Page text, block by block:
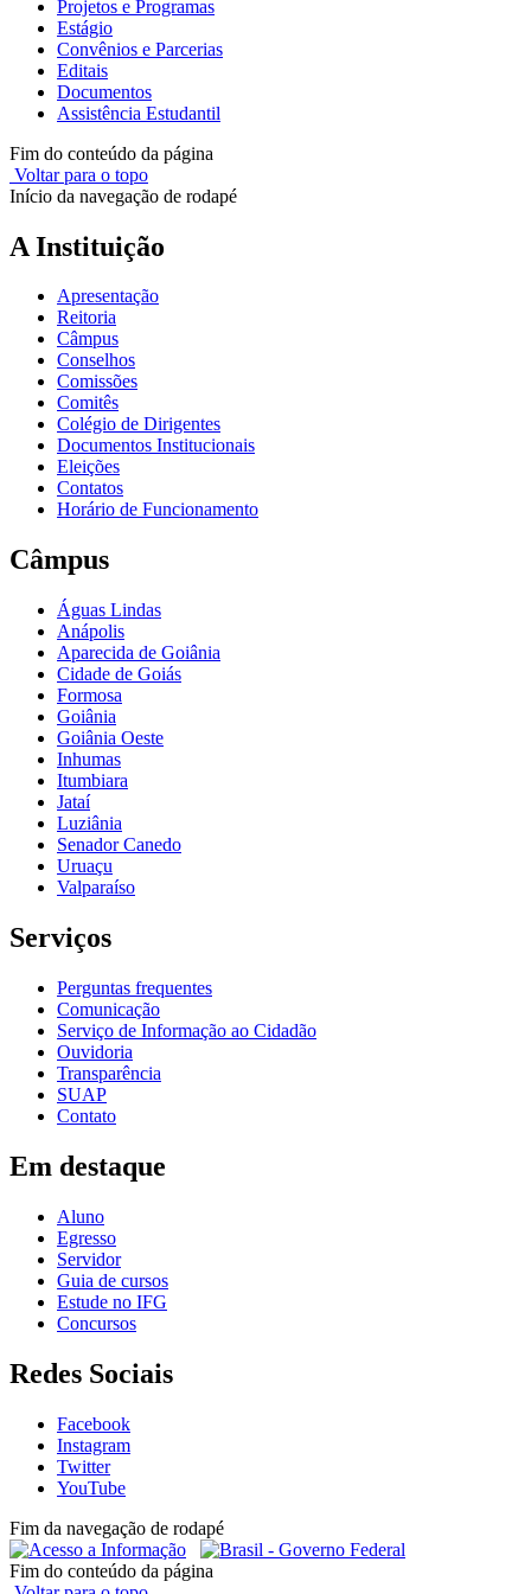
Projetos e Programas
Estágio
Convênios e Parcerias
Editais
Documentos
Assistência Estudantil
Fim do conteúdo da página
Voltar para o topo
Início da navegação de rodapé
A Instituição
Apresentação
Reitoria
Câmpus
Conselhos
Comissões
Comitês
Colégio de Dirigentes
Documentos Institucionais
Eleições
Contatos
Horário de Funcionamento
Câmpus
Águas Lindas
Anápolis
Aparecida de Goiânia
Cidade de Goiás
Formosa
Goiânia
Goiânia Oeste
Inhumas
Itumbiara
Jataí
Luziânia
Senador Canedo
Uruaçu
Valparaíso
Serviços
Perguntas frequentes
Comunicação
Serviço de Informação ao Cidadão
Ouvidoria
Transparência
SUAP
Contato
Em destaque
Aluno
Egresso
Servidor
Guia de cursos
Estude no IFG
Concursos
Redes Sociais
Facebook
Instagram
Twitter
YouTube
Fim da navegação de rodapé
Fim do conteúdo da página